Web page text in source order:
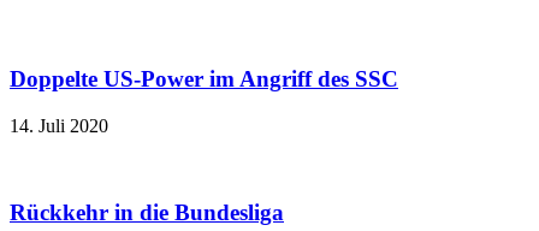
Doppelte US-Power im Angriff des SSC
14. Juli 2020
Rückkehr in die Bundesliga